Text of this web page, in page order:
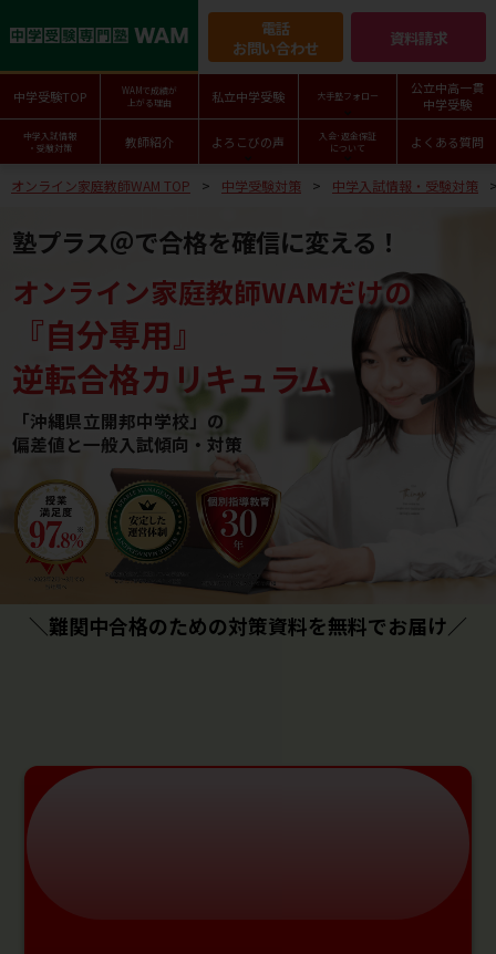
電話
お問い合わせ
資料請求
中学受験TOP
WAMで成績が
上がる理由
私立中学受験 大手塾フォロー
公立中高一貫
中学受験
中学入試情報
・受験対策
教師紹介 よろこびの声
入会･返金保証
について
よくある質問
オンライン家庭教師WAM TOP 中学受験対策 中学入試情報・受験対策
塾プラス＠で合格を確信に変える！
オンライン家庭教師WAMだけの
『自分専用』
逆転合格カリキュラム
「沖縄県立開邦中学校」の
偏差値と一般入試傾向・対策
＼難関中合格のための対策資料を無料でお届け／